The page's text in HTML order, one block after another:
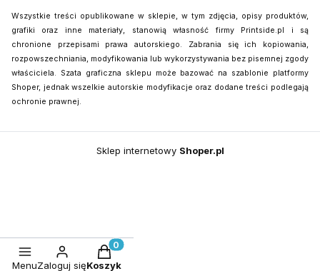
Wszystkie treści opublikowane w sklepie, w tym zdjęcia, opisy produktów,
grafiki oraz inne materiały, stanowią własność firmy Printside.pl i są
chronione przepisami prawa autorskiego. Zabrania się ich kopiowania,
rozpowszechniania, modyfikowania lub wykorzystywania bez pisemnej zgody
właściciela. Szata graficzna sklepu może bazować na szablonie platformy
Shoper, jednak wszelkie autorskie modyfikacje oraz dodane treści podlegają
ochronie prawnej.
Sklep internetowy Shoper.pl
MenuZaloguj się
Produkty w koszyku: 0. Zobacz
Koszyk